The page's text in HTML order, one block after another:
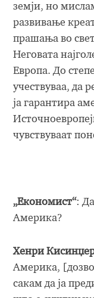
земји, но
развивање
прашања во
Неговата
Европа. До
учествуваа, да
ја гарантира
чувствуваат
„Економист“:
Америка?
Хенри
Америка,
сакам да ја